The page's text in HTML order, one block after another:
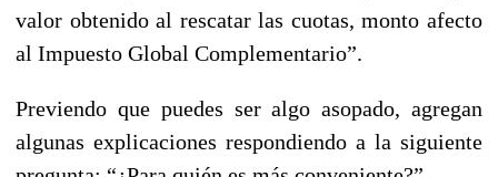
valor obtenido al rescatar las cuotas, monto afecto
al Impuesto Global Complementario”.
Previendo que puedes ser algo asopado, agregan
algunas explicaciones respondiendo a la siguiente